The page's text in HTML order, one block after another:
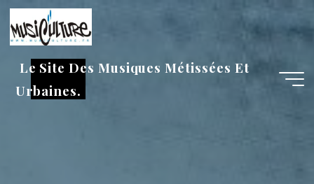
Aller
au
contenu
Le Site Des Musiques Métissées Et
Urbaines.